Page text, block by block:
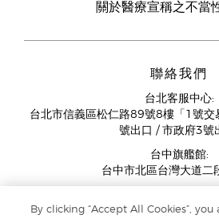
關於醫療宣稱之不當
聯絡我們
台北客服中心:
台北市信義區松仁路89號8樓「1號交
號出口 / 市政府3號
台中旗艦館:
台中市北區台灣大道二
11:00AM -
By clicking “Accept All Cookies”,